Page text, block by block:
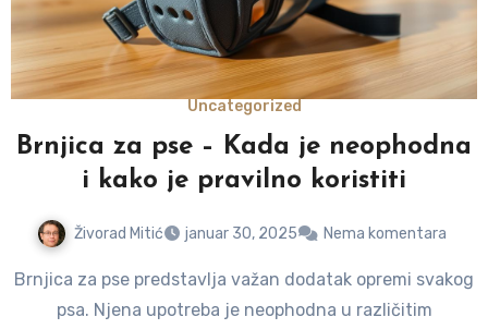
Uncategorized
Brnjica za pse – Kada je neophodna
i kako je pravilno koristiti
Živorad Mitić januar 30, 2025 Nema komentara
Brnjica za pse predstavlja važan dodatak opremi svakog
psa. Njena upotreba je neophodna u različitim